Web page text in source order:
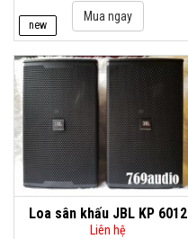
new
Loa sân khấu JBL KP 6012
Liên hệ